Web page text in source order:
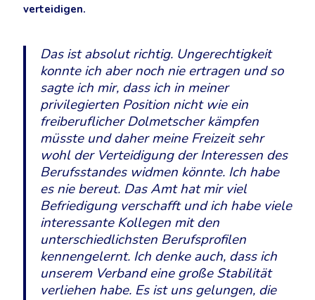
verteidigen.
Das ist absolut richtig. Ungerechtigkeit
konnte ich aber noch nie ertragen und so
sagte ich mir, dass ich in meiner
privilegierten Position nicht wie ein
freiberuflicher Dolmetscher kämpfen
müsste und daher meine Freizeit sehr
wohl der Verteidigung der Interessen des
Berufsstandes widmen könnte. Ich habe
es nie bereut. Das Amt hat mir viel
Befriedigung verschafft und ich habe viele
interessante Kollegen mit den
unterschiedlichsten Berufsprofilen
kennengelernt. Ich denke auch, dass ich
unserem Verband eine große Stabilität
verliehen habe. Es ist uns gelungen, die